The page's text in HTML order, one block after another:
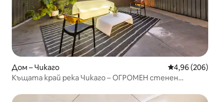
Дом – Чикаго Средна
4,96 (206)
Къщата край река Чикаго – ОГРОМЕН стенен